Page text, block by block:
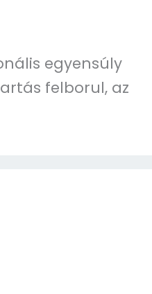
egyensúly
felborul, az